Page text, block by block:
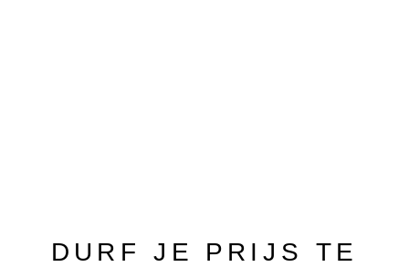
DURF JE PRIJS TE